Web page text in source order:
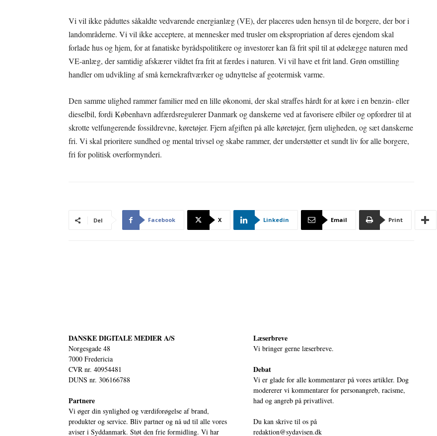
Vi vil ikke påduttes såkaldte vedvarende energianlæg (VE), der placeres uden hensyn til de borgere, der bor i
landområderne. Vi vil ikke acceptere, at mennesker med trusler om ekspropriation af deres ejendom skal
forlade hus og hjem, for at fanatiske byrådspolitikere og investorer kan få frit spil til at ødelægge naturen med
VE-anlæg, der samtidig afskærer vildtet fra frit at færdes i naturen. Vi vil have et frit land. Grøn omstilling
handler om udvikling af små kernekraftværker og udnyttelse af geotermisk varme.
Den samme ulighed rammer familier med en lille økonomi, der skal straffes hårdt for at køre i en benzin- eller
dieselbil, fordi København adfærdsregulerer Danmark og danskerne ved at favorisere elbiler og opfordrer til at
skrotte velfungerende fossildrevne, køretøjer. Fjern afgiften på alle køretøjer, fjern uligheden, og sæt danskerne
fri. Vi skal prioritere sundhed og mental trivsel og skabe rammer, der understøtter et sundt liv for alle borgere,
fri for politisk overformynderi.
Del Facebook X Linkedin Email Print
DANSKE DIGITALE MEDIER A/S
Norgesgade 48
7000 Fredericia
CVR nr. 40954481
DUNS nr. 306166788
Partnere
Vi øger din synlighed og værdiforøgelse af brand,
produkter og service. Bliv partner og nå ud til alle vores
aviser i Syddanmark. Støt den frie formidling. Vi har
Læserbreve
Vi bringer gerne læserbreve.
Debat
Vi er glade for alle kommentarer på vores artikler. Dog
modererer vi kommentarer for personangreb, racisme,
had og angreb på privatlivet.
Du kan skrive til os på
redaktion@sydavisen.dk